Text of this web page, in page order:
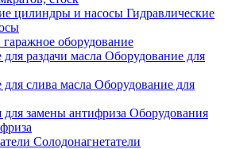
Гидравлические
оборудование
Оборудование для
Оборудование для
Оборудования
Солодонагнетатели